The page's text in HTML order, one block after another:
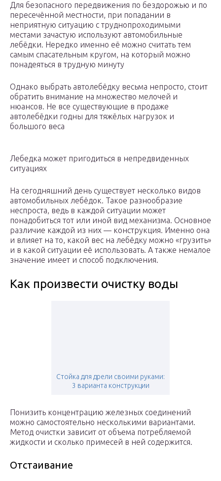
Для безопасного передвижения по бездорожью и по
пересечённой местности, при попадании в
неприятную ситуацию с труднопроходимыми
местами зачастую используют автомобильные
лебёдки. Нередко именно её можно считать тем
самым спасательным кругом, на который можно
понадеяться в трудную минуту
Однако выбрать автолебёдку весьма непросто, стоит
обратить внимание на множество мелочей и
нюансов. Не все существующие в продаже
автолебёдки годны для тяжёлых нагрузок и
большого веса
Лебедка может пригодиться в непредвиденных
ситуациях
На сегодняшний день существует несколько видов
автомобильных лебёдок. Такое разнообразие
неспроста, ведь в каждой ситуации может
понадобиться тот или иной вид механизма. Основное
различие каждой из них — конструкция. Именно она
и влияет на то, какой вес на лебёдку можно «грузить»
и в какой ситуации её использовать. А также немалое
значение имеет и способ подключения.
Как произвести очистку воды
Стойка для дрели своими руками:
3 варианта конструкции
Понизить концентрацию железных соединений
можно самостоятельно несколькими вариантами.
Метод очистки зависит от объема потребляемой
жидкости и сколько примесей в ней содержится.
Отстаивание